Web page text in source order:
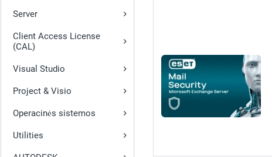
Server
Client Access License
(CAL)
Visual Studio
Project & Visio
Operacinės sistemos
Utilities